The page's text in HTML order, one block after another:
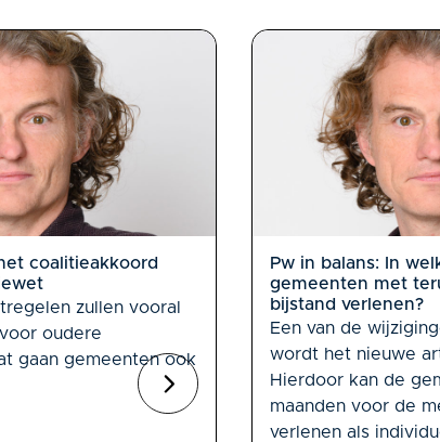
coalitieakkoord
zullen vooral
oudere
gaan gemeenten ook
Pw in balans: In
gemeenten met
bijstand verlenen?
Een van de
wordt het nieuwe
Hierdoor kan de
maanden voor de
verlenen als